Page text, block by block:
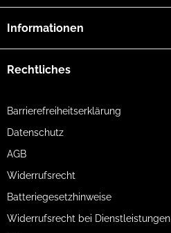
Informationen
Rechtliches
Barrierefreiheitserklärung
Datenschutz
AGB
Widerrufsrecht
Batteriegesetzhinweise
Widerrufsrecht bei Dienstleistungen